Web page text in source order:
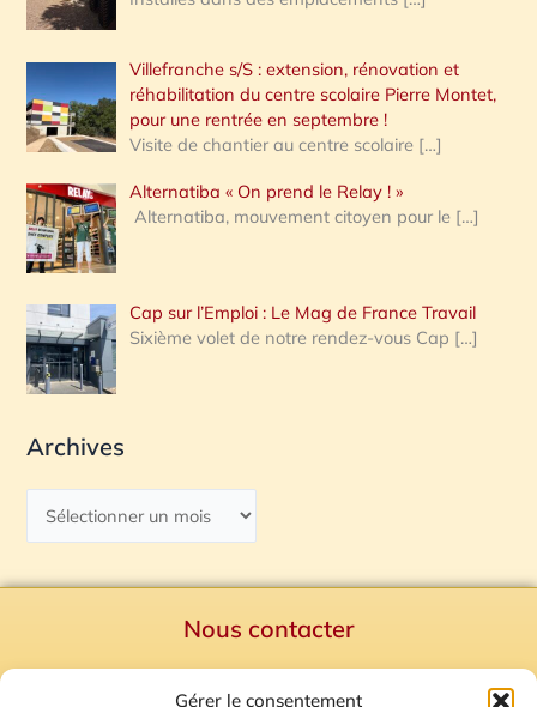
Gérer le consentement
Villefranche s/S : extension, rénovation et
réhabilitation du centre scolaire Pierre Montet,
pour une rentrée en septembre !
Visite de chantier au centre scolaire […]
Alternatiba « On prend le Relay ! »
Alternatiba, mouvement citoyen pour le […]
Cap sur l’Emploi : Le Mag de France Travail
Sixième volet de notre rendez-vous Cap […]
Archives
Nous contacter